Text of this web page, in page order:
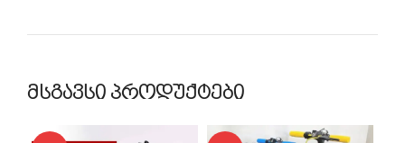
მსგავსი პროდუქტები